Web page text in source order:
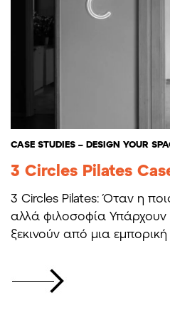
CASE STUDIES – DESIGN YOUR
3 Circles Pilates
3 Circles Pilates: Όταν η
αλλά φιλοσοφία Υπάρχουν
ξεκινούν από μια